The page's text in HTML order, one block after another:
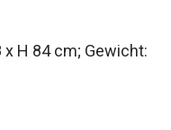
x H 84 cm; Gewicht: